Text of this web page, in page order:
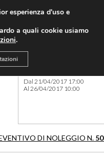
Dal 21/04/2017 17:00
Al 26/04/2017 10:00
DI NOLEGGIO N.
esperienza d'uso e
a quali cookie usiamo
.